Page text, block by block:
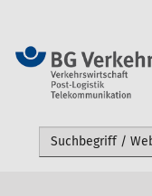
Webseite durchsuchen